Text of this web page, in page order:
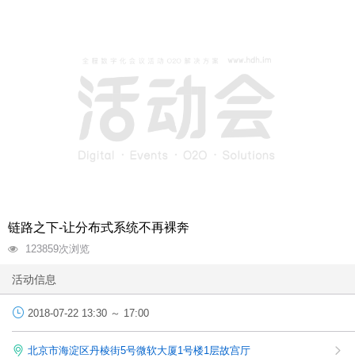
链路之下-让分布式系统不再裸奔
123859次浏览
活动信息
2018-07-22 13:30 ～ 17:00
北京市海淀区丹棱街5号微软大厦1号楼1层故宫厅